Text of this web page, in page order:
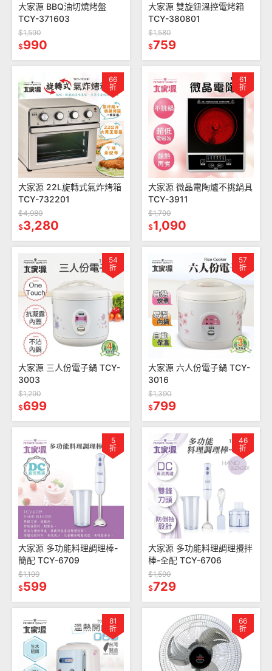
大家源 BBQ油切燒烤盤
TCY-371603
$1,590
$990
大家源 雙旋鈕溫控電烤箱
TCY-380801
$1,580
$759
66
折
大家源 22L旋轉式氣炸烤箱
TCY-732201
$4,980
$3,280
61
折
大家源 微晶電陶爐不挑鍋具
TCY-3911
$1,790
$1,090
54
折
大家源 三人份電子鍋 TCY-
3003
$1,290
$699
57
折
大家源 六人份電子鍋 TCY-
3016
$1,390
$799
5
折
大家源 多功能料理調理棒-
簡配 TCY-6709
$1,199
$599
46
折
大家源 多功能料理調理攪拌
棒-全配 TCY-6706
$1,590
$729
81
折
66
折